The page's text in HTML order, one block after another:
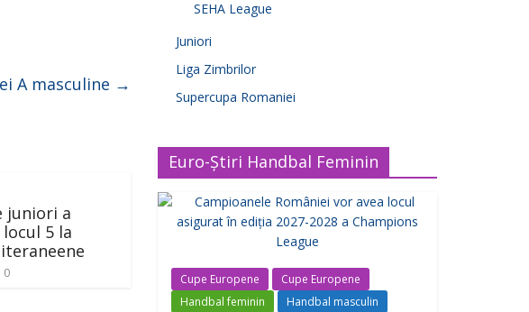
A masculine →
juniori a
5 la
0
SEHA League
Juniori
Liga Zimbrilor
Supercupa Romaniei
Euro-Știri Handbal Feminin
Cupe Europene
Cupe Europene
Handbal feminin
Handbal masculin